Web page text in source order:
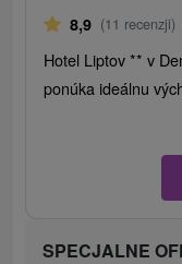
8,9 (11 recenzji)
Hotel Liptov ** v
ponúka ideálnu
SPECJALNE